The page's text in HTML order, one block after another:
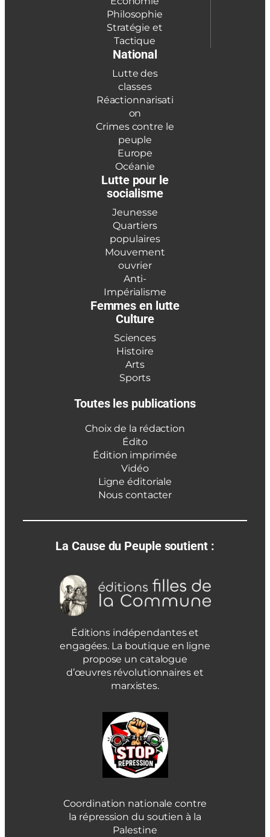
Philosophie
Stratégie et
Tactique
National
Lutte des
classes
Réactionnarisati
on
Crimes contre le
peuple
Europe
Océanie
Lutte pour le
socialisme
Jeunesse
Quartiers
populaires
Mouvement
ouvrier
Anti-
Impérialisme
Femmes en lutte
Culture
Sciences
Histoire
Arts
Sports
Toutes les publications
Choix de la rédaction
Édito
Édition imprimée
Vidéo
Ligne éditoriale
Nous contacter
La Cause du Peuple soutient :
Éditions indépendantes et
engagées. La boutique en ligne
propose un catalogue
d’œuvres révolutionnaires et
marxistes.
Coordination nationale contre
la répression du soutien à la
Palestine